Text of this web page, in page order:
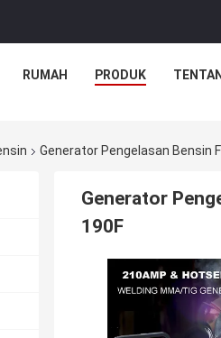
RUMAH PRODUK
Generator Pengelasan Bensin
Generator
190F